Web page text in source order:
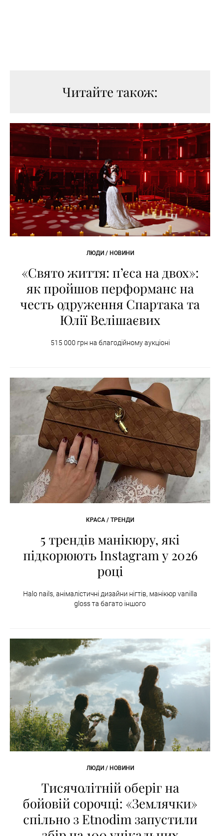
Читайте також:
ЛЮДИ / НОВИНИ
«Свято життя: п’єса на двох»:
як пройшов перформанс на
честь одруження Спартака та
Юлії Велішаєвих
515 000 грн на благодійному аукціоні
КРАСА / ТРЕНДИ
5 трендів манікюру, які
підкорюють Instagram у 2026
році
Halo nails, анімалістичні дизайни нігтів, манікюр vanilla
gloss та багато іншого
ЛЮДИ / НОВИНИ
Тисячолітній оберіг на
бойовій сорочці: «Землячки»
спільно з Etnodim запустили